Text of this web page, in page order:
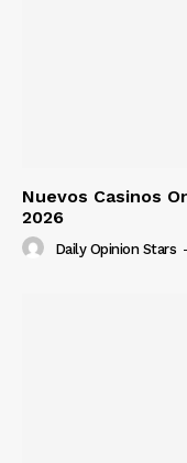
Nuevos Casinos
2026
Daily Opinion Stars -